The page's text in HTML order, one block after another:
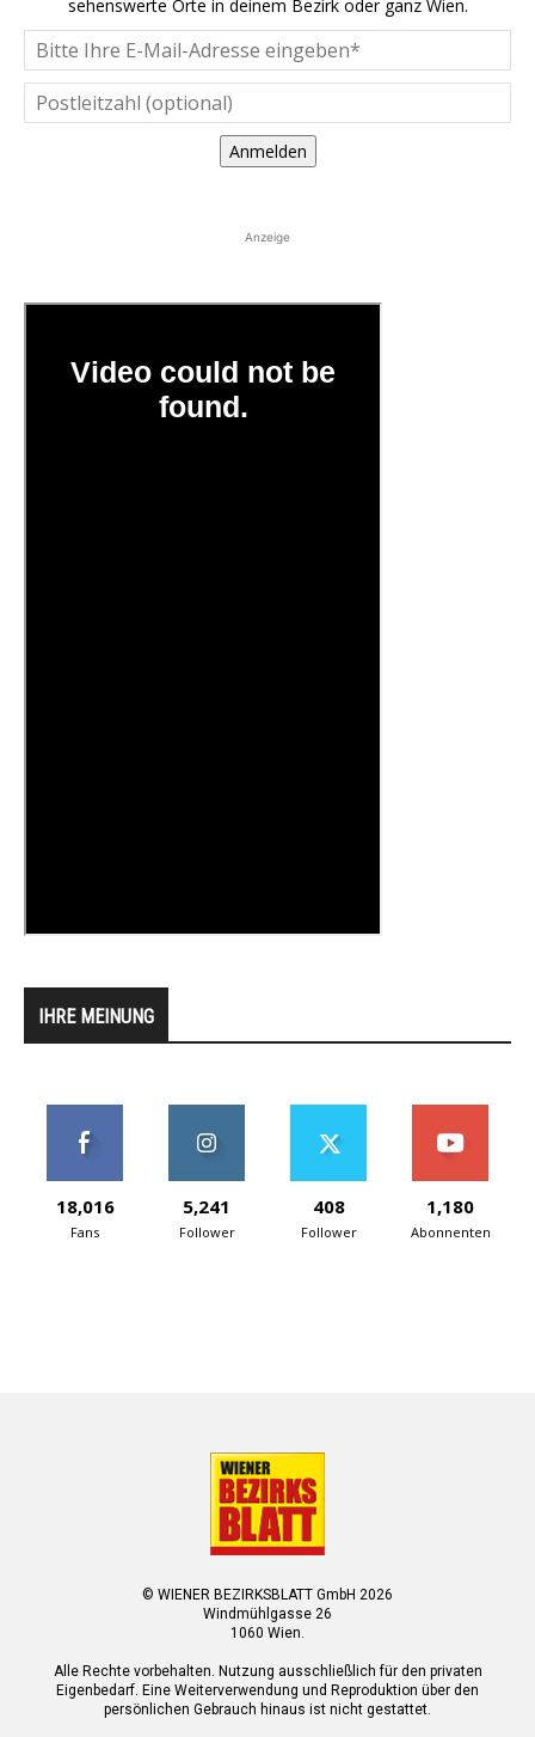
sehenswerte Orte in deinem Bezirk oder ganz Wien.
Anmelden
Anzeige
IHRE MEINUNG
18,016
Fans
5,241
Follower
408
Follower
1,180
Abonnenten
© WIENER BEZIRKSBLATT GmbH 2026
Windmühlgasse 26
1060 Wien.
Alle Rechte vorbehalten. Nutzung ausschließlich für den privaten
Eigenbedarf. Eine Weiterverwendung und Reproduktion über den
persönlichen Gebrauch hinaus ist nicht gestattet.